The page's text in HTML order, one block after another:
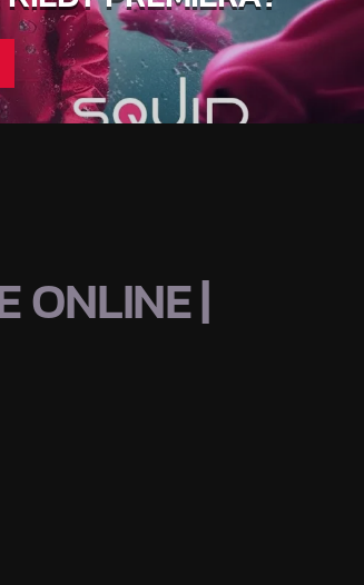
ONLINE |